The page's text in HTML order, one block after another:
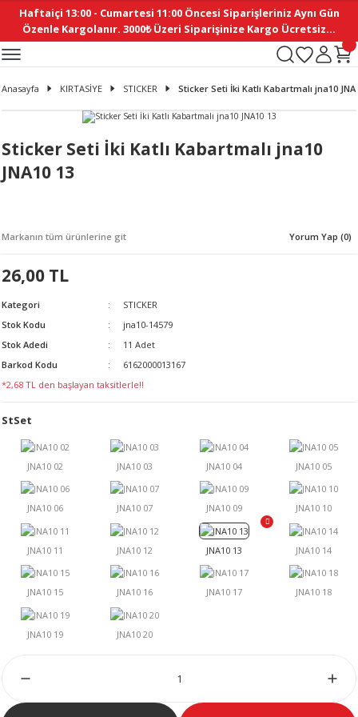
Haftaiçi 13:00 - Cumartesi 11:00 Öncesi Siparişleriniz Aynı Gün
Özenle Kargolanır. 3000₺ Üzeri Siparişinize Kargo Ücretsiz...
Geri Dön
Geri Dön
Geri Dön
KENDİR İPİ
Geri Dön
Geri Dön
Geri Dön
Geri Dön
Geri Dön
Geri Dön
Geri Dön
Geri Dön
Geri Dön
Geri Dön
Geri Dön
Geri Dön
AKSESUAR
Geri Dön
DERGİ
Geri Dön
Geri Dön
Geri Dön
Geri Dön
Geri Dön
Anasayfa KIRTASİYE STICKER Sticker Seti İki Katlı Kabartmalı jna10
Sticker Seti İki Katlı Kabartmalı jna10
JNA10 13
Markanın tüm ürünlerine git Yorum Yap (0)
26,00 TL
Kategori
STICKER
Stok Kodu
jna10-14579
Stok Adedi
11 Adet
Barkod Kodu
6162000013167
*2,68 TL den başlayan taksitlerle!!
StSet